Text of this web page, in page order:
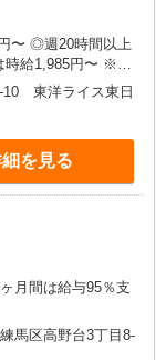
以上
1,985円〜 ※各
異なる
10 東洋ライス東日
を見る
月間は給与95％支
馬区高野台3丁目8-